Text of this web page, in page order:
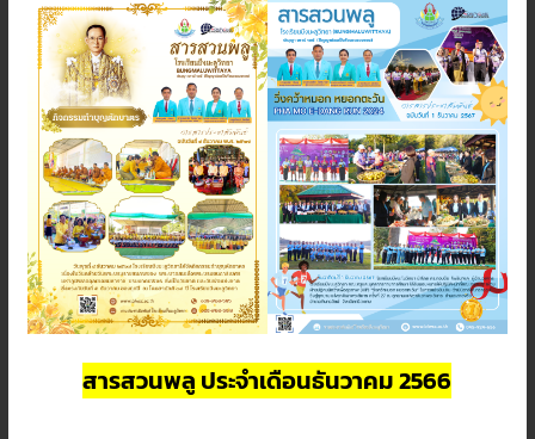
สารสวนพลู ประจำเดือนธันวาคม 2566